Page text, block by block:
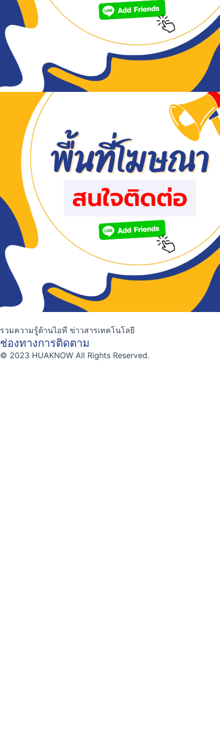
รวมความรู้ด้านไอที ข่าวสารเทคโนโลยี
ช่องทางการติดตาม
© 2023 HUAKNOW All Rights Reserved.